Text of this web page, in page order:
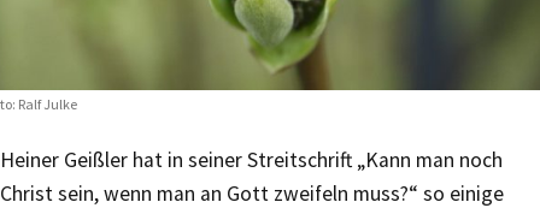
Ralf Julke
Heiner Geißler hat in seiner Streitschrift „Kann man noch
Christ sein, wenn man an Gott zweifeln muss?“ so einige